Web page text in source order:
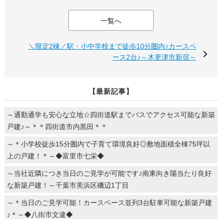
一覧へ
＼限定2棟／駅・小中学校まで徒歩10分圏内♪カースペ
ース2台♪～木更津市新宿～
【最新記事】
～通勤通学も安心な立地☆四街道駅までバスでアクセス可能な新築
戸建♪～＊＊四街道市内黒田＊＊
～＊小学校徒歩15分圏内で子育て環境良好◎敷地面積全棟75坪以
上の戸建！＊～◆富里市七栄◆
～当社近隣につき当日のご見学が可能です♪南東向き陽当たり良好
な新築戸建！～千葉市美浜区磯辺1丁目
～＊当日のご見学可能！カースペース並列3台駐車可能な新築戸建
♪＊～◆八街市文違◆